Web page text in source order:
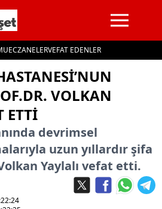
ECZANELERVEFAT EDENLER
VOLKAN
ETTI
devrimsel
uzun yıllardır şifa
Yaylalı vefat etti.